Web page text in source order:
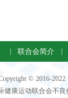
联合会简介
© 2016-
健康运动联合会不